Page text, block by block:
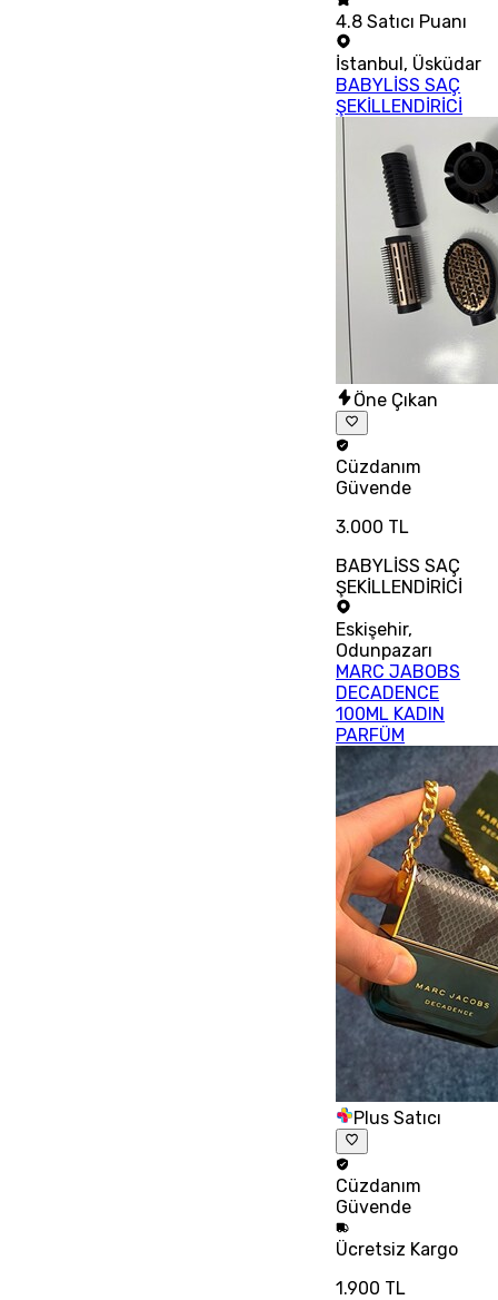
4.8 Satıcı Puanı
İstanbul, Üsküdar
BABYLİSS SAÇ
ŞEKİLLENDİRİCİ
Öne Çıkan
Cüzdanım
Güvende
3.000 TL
BABYLİSS SAÇ
ŞEKİLLENDİRİCİ
Eskişehir,
Odunpazarı
MARC JABOBS
DECADENCE
100ML KADIN
PARFÜM
Plus Satıcı
Cüzdanım
Güvende
Ücretsiz Kargo
1.900 TL